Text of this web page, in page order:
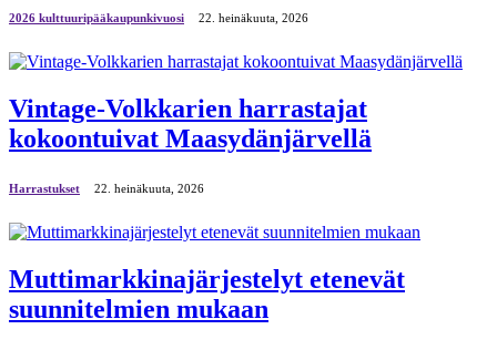
2026 kulttuuripääkaupunkivuosi 22. heinäkuuta, 2026
Vintage-Volkkarien harrastajat
kokoontuivat Maasydänjärvellä
Harrastukset 22. heinäkuuta, 2026
Muttimarkkinajärjestelyt etenevät
suunnitelmien mukaan